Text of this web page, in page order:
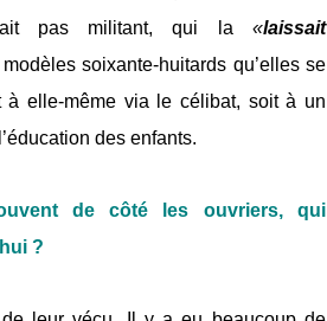
pas militant, qui la «laissait
soixante-huitards qu’elles se
à elle-même via le célibat, soit à un
des enfants.
de côté les ouvriers, qui
?